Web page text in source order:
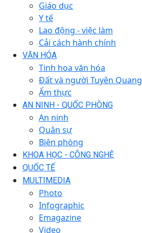
Giáo dục
Y tế
Lao động - việc làm
Cải cách hành chính
VĂN HÓA
Tinh hoa văn hóa
Đất và người Tuyên Quang
Ẩm thực
AN NINH - QUỐC PHÒNG
An ninh
Quân sự
Biên phòng
KHOA HỌC - CÔNG NGHỆ
QUỐC TẾ
MULTIMEDIA
Photo
Infographic
Emagazine
Video